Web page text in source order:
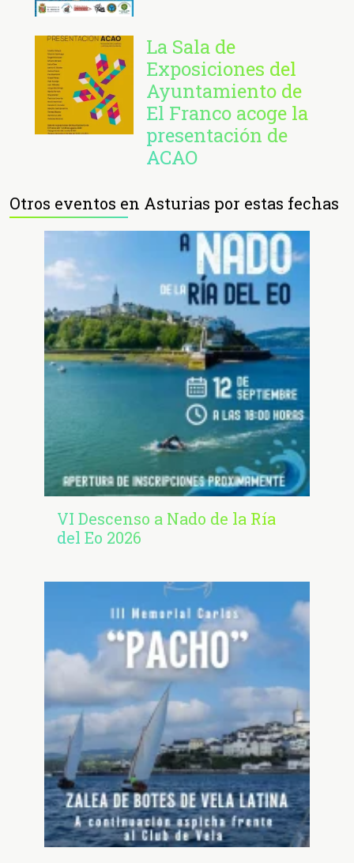
La Sala de
Exposiciones del
Ayuntamiento de
El Franco acoge la
presentación de
ACAO
Otros eventos en Asturias por estas fechas
VI Descenso a Nado de la Ría
del Eo 2026